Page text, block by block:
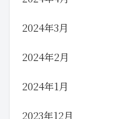
2024年3月
2024年2月
2024年1月
2023年12月